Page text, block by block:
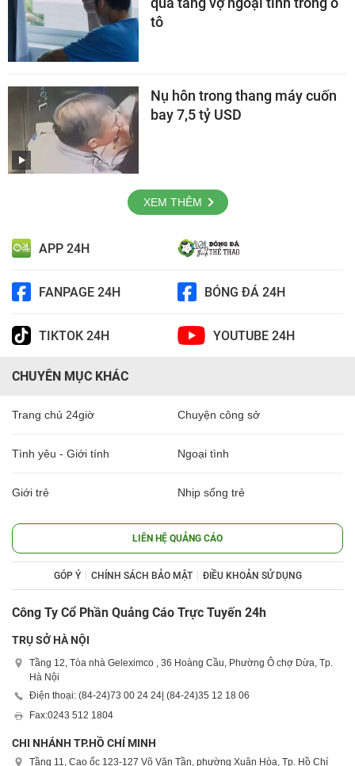
tô
Nụ hôn trong thang máy cuốn
bay 7,5 tỷ USD
XEM THÊM
APP 24H
FANPAGE 24H BÓNG ĐÁ 24H
TIKTOK 24H YOUTUBE 24H
CHUYÊN MỤC KHÁC
Trang chủ 24giờ Chuyện công sở
Tình yêu - Giới tính Ngoại tình
Giới trẻ Nhịp sống trẻ
LIÊN HỆ QUẢNG CÁO
GÓP Ý CHÍNH SÁCH BẢO MẬT ĐIỀU KHOẢN SỬ DỤNG
Công Ty Cổ Phần Quảng Cáo Trực Tuyến 24h
TRỤ SỞ HÀ NỘI
Tầng 12, Tòa nhà Geleximco , 36 Hoàng Cầu, Phường Ô chợ Dừa, Tp.
Hà Nội
Điện thoại: (84-24)73 00 24 24 | (84-24)35 12 18 06
Fax:0243 512 1804
CHI NHÁNH TP.HỒ CHÍ MINH
Tầng 11, Cao ốc 123-127 Võ Văn Tần, phường Xuân Hòa, Tp. Hồ Chí